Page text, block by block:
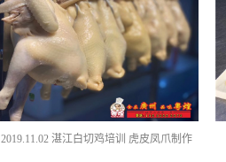
2019.11.02 湛江白切鸡培训 虎皮凤爪制作